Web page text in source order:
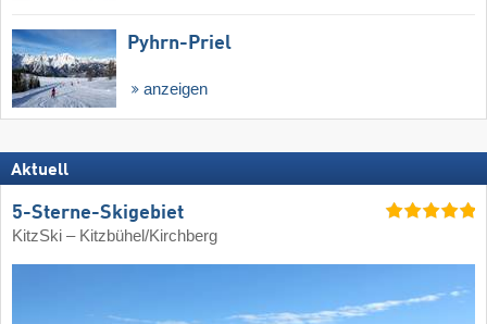
Pyhrn-Priel
anzeigen
Aktuell
5-Sterne-Skigebiet
KitzSki – Kitzbühel/​Kirchberg